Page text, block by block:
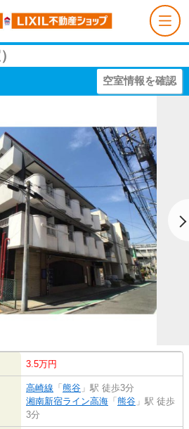
空室情報を確認
3.5万円
高崎線 「 熊谷 」駅 徒歩3分
湘南新宿ライン高海 「 熊谷 」駅 徒歩
3分